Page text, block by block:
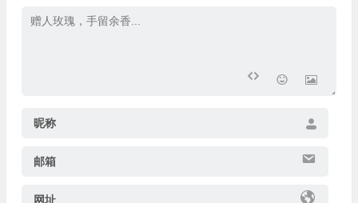
昵称
邮箱
网址